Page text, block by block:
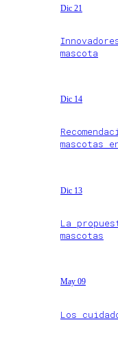
Dic 21
mascota
Dic 14
mascotas
Dic 13
La
mascotas
May 09
Los